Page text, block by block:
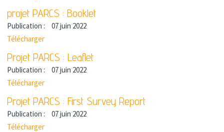
projet PARCS : Booklet
Publication :
07 juin 2022
Télécharger
Projet PARCS : Leaflet
Publication :
07 juin 2022
Télécharger
Projet PARCS : First Survey Report
Publication :
07 juin 2022
Télécharger